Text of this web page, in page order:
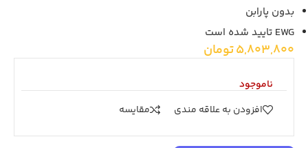
بدون پارابن
EWG تایید شده است
5,803,800تومان
ناموجود
افزودن به علاقه مندی
مقايسه